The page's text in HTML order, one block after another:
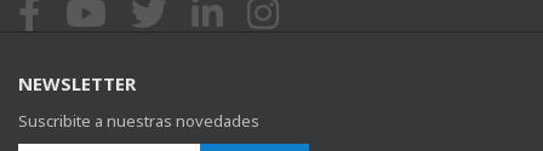
NEWSLETTER
Suscribite a nuestras novedades